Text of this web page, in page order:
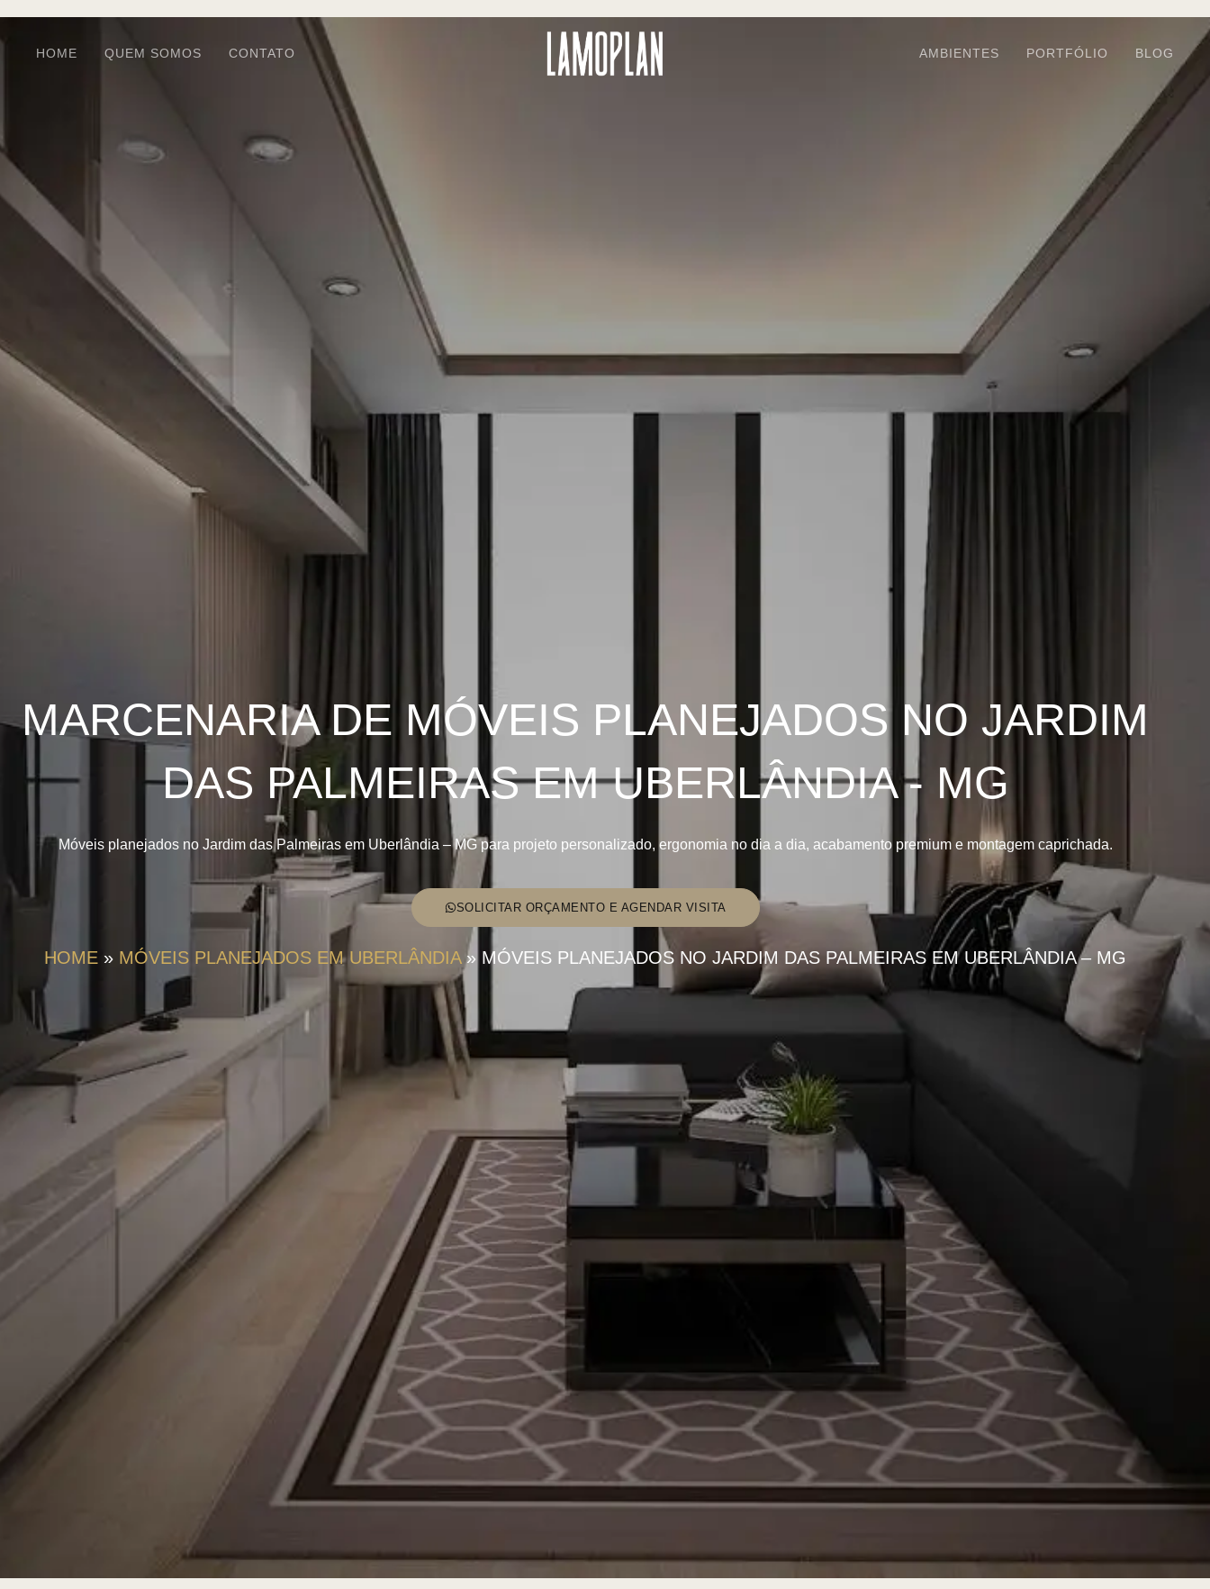
HOME QUEM SOMOS CONTATO AMBIENTES PORTFÓLIO BLOG
MARCENARIA DE MÓVEIS PLANEJADOS NO JARDIM
DAS PALMEIRAS EM UBERLÂNDIA - MG
Móveis planejados no Jardim das Palmeiras em Uberlândia – MG para projeto personalizado, ergonomia no dia a dia, acabamento premium e montagem caprichada.
SOLICITAR ORÇAMENTO E AGENDAR VISITA
HOME » MÓVEIS PLANEJADOS EM UBERLÂNDIA» MÓVEIS PLANEJADOS NO JARDIM DAS PALMEIRAS EM UBERLÂNDIA – MG